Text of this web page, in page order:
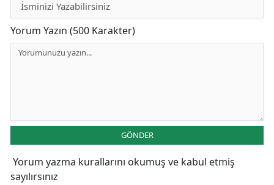
Yorum Yazın (500 Karakter)
GÖNDER
Yorum yazma kurallarını okumuş ve kabul etmiş
sayılırsınız